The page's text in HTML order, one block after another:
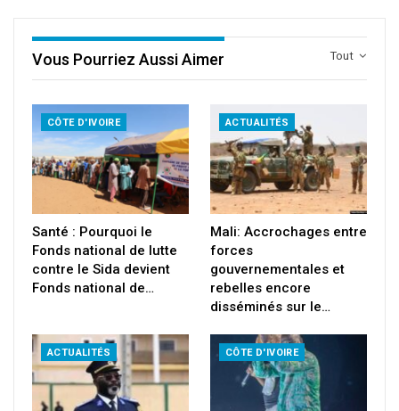
Tout
Vous Pourriez Aussi Aimer
CÔTE D'IVOIRE
Santé : Pourquoi le
Fonds national de lutte
contre le Sida devient
Fonds national de…
ACTUALITÉS
Mali: Accrochages entre
forces
gouvernementales et
rebelles encore
disséminés sur le…
ACTUALITÉS CÔTE D'IVOIRE